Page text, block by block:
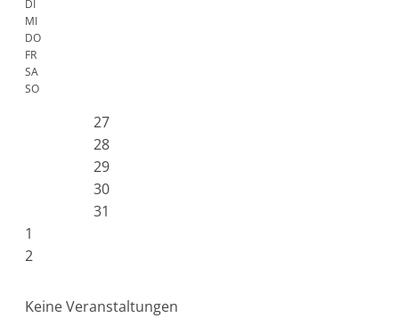
DI
MI
DO
FR
SA
SO
27
28
29
30
31
1
2
Keine Veranstaltungen